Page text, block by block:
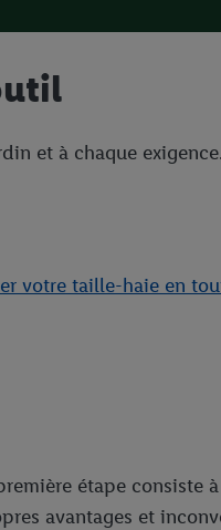
et à chaque
votre taille-haie en
étape consiste
avantages et